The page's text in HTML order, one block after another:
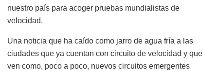
nuestro país para acoger pruebas mundialistas de
velocidad.
Una noticia que ha caído como jarro de agua fría a las
ciudades que ya cuentan con circuito de velocidad y que
ven como, poco a poco, nuevos circuitos emergentes